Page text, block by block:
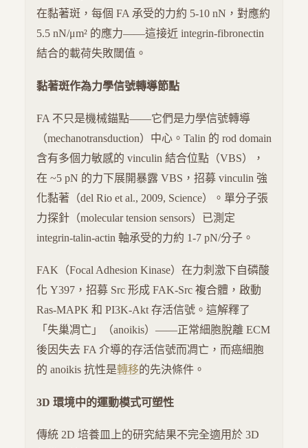
在黏著斑，每個 FA 承受的力約 5-10 nN，對應約
5.5 nN/μm² 的應力——這接近 integrin-fibronectin
結合的載荷失敗閾值。
黏著斑作為力學信號轉導節點
FA 不只是機械錨點——它們是力學信號轉導
（mechanotransduction）中心。Talin 的 rod domain
含有多個力敏感的 vinculin 結合位點（VBS），
在 ~5 pN 的力下展開暴露 VBS，招募 vinculin 強
化黏著（del Rio et al., 2009, Science）。單分子張
力探針（molecular tension sensors）已測定
integrin-talin-actin 軸承受的力約 1-7 pN/分子。
FAK（Focal Adhesion Kinase）在力刺激下自磷酸
化 Y397，招募 Src 形成 FAK-Src 複合體，啟動
Ras-MAPK 和 PI3K-Akt 存活信號。這解釋了
「失巢凋亡」（anoikis）——正常細胞脫離 ECM
後因失去 FA 介導的存活信號而凋亡，而癌細胞
的 anoikis 抗性是轉移的先決條件。
3D 環境中的運動模式可塑性
傳統 2D 培養皿上的研究結果不完全適用於 3D